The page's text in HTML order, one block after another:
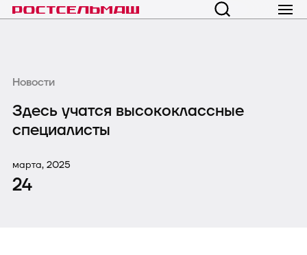
Новости
Здесь учатся высококлассные
специалисты
марта, 2025
24